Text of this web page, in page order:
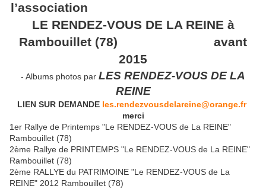
l’association
LE RENDEZ-VOUS DE LA REINE à
Rambouillet (78) avant
2015
- Albums photos par LES RENDEZ-VOUS DE LA
REINE
LIEN SUR DEMANDE les.rendezvousdelareine@orange.fr
merci
1er Rallye de Printemps "Le RENDEZ-VOUS de La REINE"
Rambouillet (78)
2ème Rallye de PRINTEMPS "Le RENDEZ-VOUS de La REINE"
Rambouillet (78)
2ème RALLYE du PATRIMOINE "Le RENDEZ-VOUS de La
REINE" 2012 Rambouillet (78)